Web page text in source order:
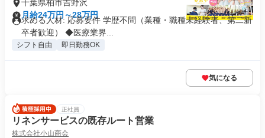
千葉県柏市吉野沢
月給24万円～28万円
求める人材: 応募要件 学歴不問（業種・職種未経験者、第二新
卒者歓迎） ◆医療業界...
シフト自由 即日勤務OK
気になる
正社員
リネンサービスの既存ルート営業
株式会社小山商会